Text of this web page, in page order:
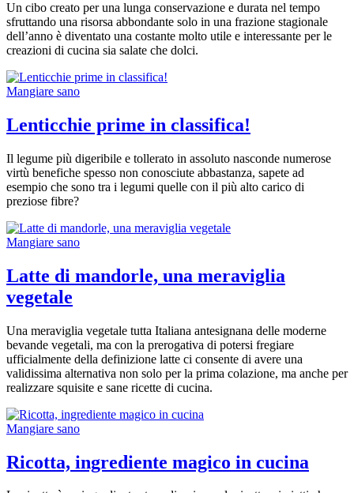
Un cibo creato per una lunga conservazione e durata nel tempo
sfruttando una risorsa abbondante solo in una frazione stagionale
dell’anno è diventato una costante molto utile e interessante per le
creazioni di cucina sia salate che dolci.
Mangiare sano
Lenticchie prime in classifica!
Il legume più digeribile e tollerato in assoluto nasconde numerose
virtù benefiche spesso non conosciute abbastanza, sapete ad
esempio che sono tra i legumi quelle con il più alto carico di
preziose fibre?
Mangiare sano
Latte di mandorle, una meraviglia
vegetale
Una meraviglia vegetale tutta Italiana antesignana delle moderne
bevande vegetali, ma con la prerogativa di potersi fregiare
ufficialmente della definizione latte ci consente di avere una
validissima alternativa non solo per la prima colazione, ma anche per
realizzare squisite e sane ricette di cucina.
Mangiare sano
Ricotta, ingrediente magico in cucina